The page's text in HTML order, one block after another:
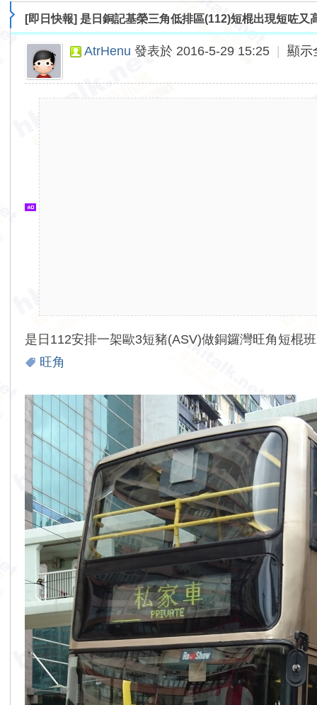
lk.
[即日快報]是日銅記基榮三角低排區(112)短棍出現短咗又
AtrHenu 發表於 2016-5-29 15:25 顯示
是日112安排一架歐3短豬(ASV)做銅鑼灣旺角短棍
旺角